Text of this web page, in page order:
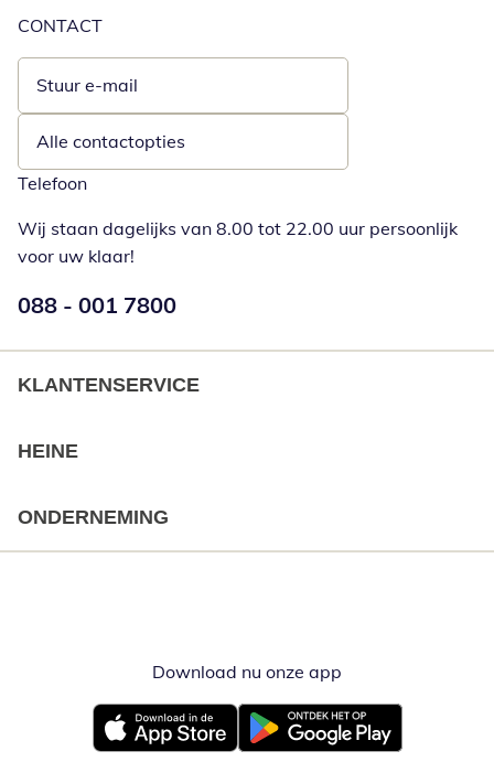
CONTACT
Stuur e-mail
Opent e-mailclient
Alle contactopties
Telefoon
Wij staan dagelijks van 8.00 tot 22.00 uur persoonlijk
voor uw klaar!
Telefoonnummer:
088 - 001 7800
KLANTENSERVICE
HEINE
ONDERNEMING
Download nu onze app
Opent in nieuw vensterOpent in nieuw venster